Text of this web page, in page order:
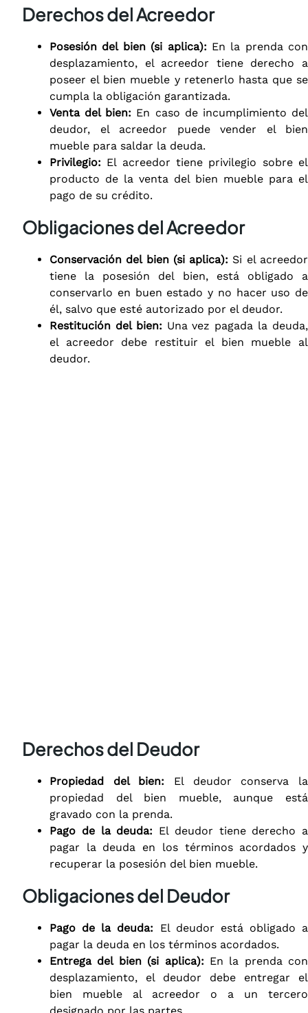
Derechos del Acreedor
Posesión del bien (si aplica): En la prenda con
desplazamiento, el acreedor tiene derecho a
poseer el bien mueble y retenerlo hasta que se
cumpla la obligación garantizada.
Venta del bien: En caso de incumplimiento del
deudor, el acreedor puede vender el bien
mueble para saldar la deuda.
Privilegio: El acreedor tiene privilegio sobre el
producto de la venta del bien mueble para el
pago de su crédito.
Obligaciones del Acreedor
Conservación del bien (si aplica): Si el acreedor
tiene la posesión del bien, está obligado a
conservarlo en buen estado y no hacer uso de
él, salvo que esté autorizado por el deudor.
Restitución del bien: Una vez pagada la deuda,
el acreedor debe restituir el bien mueble al
deudor.
Derechos del Deudor
Propiedad del bien: El deudor conserva la
propiedad del bien mueble, aunque está
gravado con la prenda.
Pago de la deuda: El deudor tiene derecho a
pagar la deuda en los términos acordados y
recuperar la posesión del bien mueble.
Obligaciones del Deudor
Pago de la deuda: El deudor está obligado a
pagar la deuda en los términos acordados.
Entrega del bien (si aplica): En la prenda con
desplazamiento, el deudor debe entregar el
bien mueble al acreedor o a un tercero